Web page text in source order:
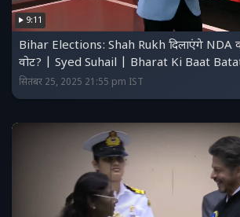
9:11
Bihar Elections: Shah Rukh दिलाएंगे NDA
वोट? | Syed Suhail | Bharat Ki Baat
सितंबर 25, 2025 21:55 pm IST